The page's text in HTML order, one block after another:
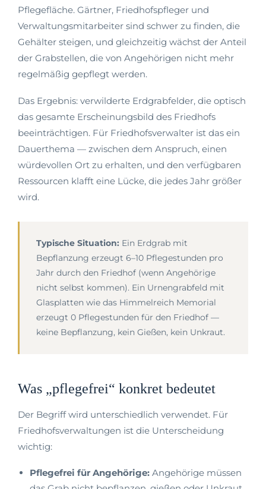
Pflegefläche. Gärtner, Friedhofspfleger und
Verwaltungsmitarbeiter sind schwer zu finden, die
Gehälter steigen, und gleichzeitig wächst der Anteil
der Grabstellen, die von Angehörigen nicht mehr
regelmäßig gepflegt werden.
Das Ergebnis: verwilderte Erdgrabfelder, die optisch
das gesamte Erscheinungsbild des Friedhofs
beeinträchtigen. Für Friedhofsverwalter ist das ein
Dauerthema — zwischen dem Anspruch, einen
würdevollen Ort zu erhalten, und den verfügbaren
Ressourcen klafft eine Lücke, die jedes Jahr größer
wird.
Typische Situation: Ein Erdgrab mit
Bepflanzung erzeugt 6–10 Pflegestunden pro
Jahr durch den Friedhof (wenn Angehörige
nicht selbst kommen). Ein Urnengrabfeld mit
Glasplatten wie das Himmelreich Memorial
erzeugt 0 Pflegestunden für den Friedhof —
keine Bepflanzung, kein Gießen, kein Unkraut.
Was „pflegefrei“ konkret bedeutet
Der Begriff wird unterschiedlich verwendet. Für
Friedhofsverwaltungen ist die Unterscheidung
wichtig:
Pflegefrei für Angehörige: Angehörige müssen